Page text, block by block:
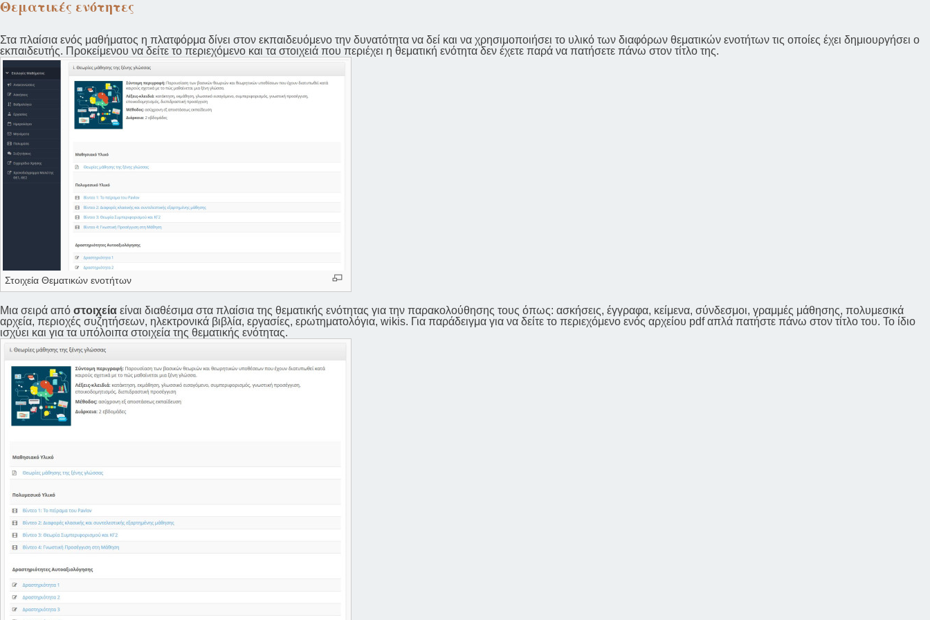
Θεματικές ενότητες
Στα πλαίσια ενός μαθήματος η πλατφόρμα δίνει στον εκπαιδευόμενο την δυνατότητα να δεί και να χρησιμοποιήσει το υλικό των διαφόρων θεματικών ενοτήτων τις οποίες έχει δημιουργήσει ο
εκπαιδευτής. Προκείμενου να δείτε το περιεχόμενο και τα στοιχειά που περιέχει η θεματική ενότητα δεν έχετε παρά να πατήσετε πάνω στον τίτλο της.
Στοιχεία Θεματικών ενοτήτων
Μια σειρά από στοιχεία είναι διαθέσιμα στα πλαίσια της θεματικής ενότητας για την παρακολούθησης τους όπως: ασκήσεις, έγγραφα, κείμενα, σύνδεσμοι, γραμμές μάθησης, πολυμεσικά
αρχεία, περιοχές συζητήσεων, ηλεκτρονικά βιβλία, εργασίες, ερωτηματολόγια, wikis. Για παράδειγμα για να δείτε το περιεχόμενο ενός αρχείου pdf απλά πατήστε πάνω στον τίτλο του. Το ίδιο
ισχύει και για τα υπόλοιπα στοιχεία της θεματικής ενότητας.